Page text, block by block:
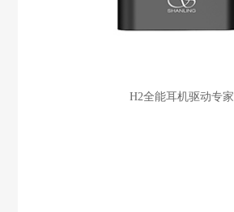
H2全能耳机驱动专家